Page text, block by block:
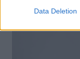
Data Deletion
είναι